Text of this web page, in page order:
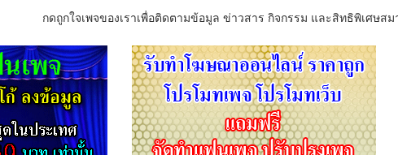
กดถูกใจเพจของเราเพื่อติดตามข้อมูล ข่าวสาร กิจกรรม และสิทธิพิเศษส